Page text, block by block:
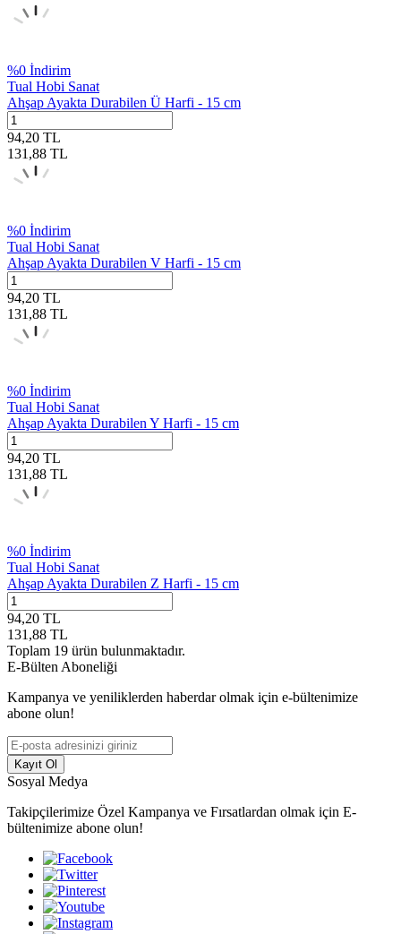
%0 İndirim
Tual Hobi Sanat
Ahşap Ayakta Durabilen Ü Harfi - 15 cm
94,20 TL
131,88 TL
%0 İndirim
Tual Hobi Sanat
Ahşap Ayakta Durabilen V Harfi - 15 cm
94,20 TL
131,88 TL
%0 İndirim
Tual Hobi Sanat
Ahşap Ayakta Durabilen Y Harfi - 15 cm
94,20 TL
131,88 TL
%0 İndirim
Tual Hobi Sanat
Ahşap Ayakta Durabilen Z Harfi - 15 cm
94,20 TL
131,88 TL
Toplam 19 ürün bulunmaktadır.
E-Bülten Aboneliği
Kampanya ve yeniliklerden haberdar olmak için e-bültenimize
abone olun!
Kayıt Ol
Sosyal Medya
Takipçilerimize Özel Kampanya ve Fırsatlardan olmak için E-
bültenimize abone olun!